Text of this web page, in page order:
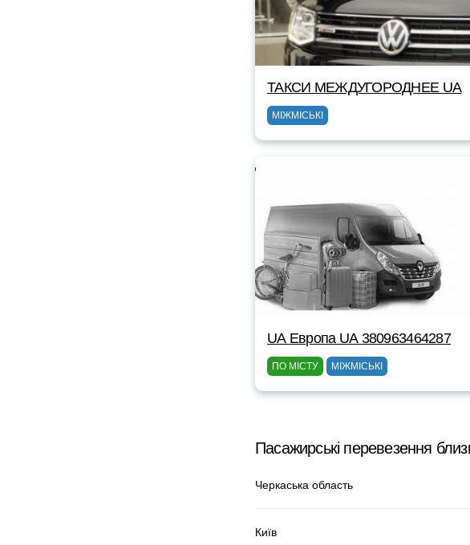
ТАКСИ MEЖДУГОРОДНEE UA
МІЖМІСЬКІ
UА Европа UА 380963464287
ПО МІСТУ МІЖМІСЬКІ
Пасажирські перевезення
Черкаська область
Київ